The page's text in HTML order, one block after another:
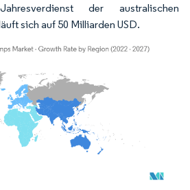
der australischen
sich auf 50 Milliarden USD.